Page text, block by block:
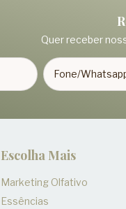
Quer receber
Escolha Mais
Marketing Olfativo
Essências